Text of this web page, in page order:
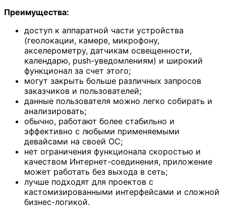
Преимущества:
доступ к аппаратной части устройства
(геолокации, камере, микрофону,
акселерометру, датчикам освещенности,
календарю, push-уведомлениям) и широкий
функционал за счет этого;
могут закрыть больше различных запросов
заказчиков и пользователей;
данные пользователя можно легко собирать и
анализировать;
обычно, работают более стабильно и
эффективно с любыми применяемыми
девайсами на своей ОС;
нет ограничения функционала скоростью и
качеством Интернет-соединения, приложение
может работать без выхода в сеть;
лучше подходят для проектов с
кастомизированными интерфейсами и сложной
бизнес-логикой.